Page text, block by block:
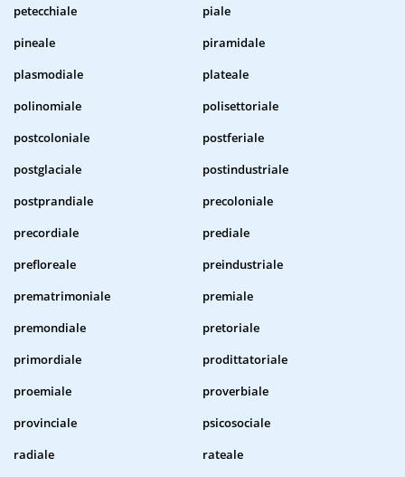
petecchiale
piale
pineale
piramidale
plasmodiale
plateale
polinomiale
polisettoriale
postcoloniale
postferiale
postglaciale
postindustriale
postprandiale
precoloniale
precordiale
prediale
prefloreale
preindustriale
prematrimoniale
premiale
premondiale
pretoriale
primordiale
prodittatoriale
proemiale
proverbiale
provinciale
psicosociale
radiale
rateale